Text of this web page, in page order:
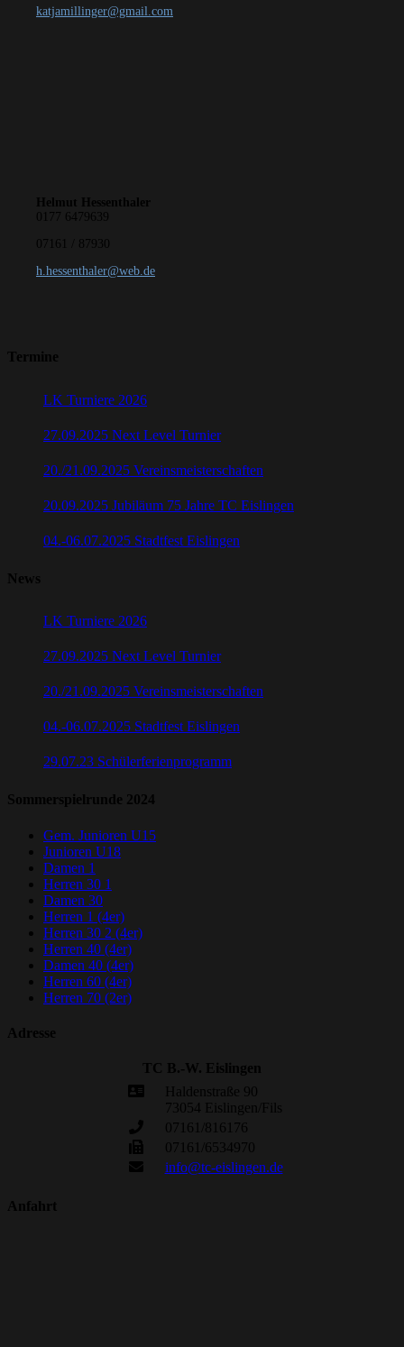
katjamillinger@gmail.com
Helmut Hessenthaler
0177 6479639
07161 / 87930
h.hessenthaler@web.de
Termine
LK Turniere 2026
27.09.2025 Next Level Turnier
20./21.09.2025 Vereinsmeisterschaften
20.09.2025 Jubiläum 75 Jahre TC Eislingen
04.-06.07.2025 Stadtfest Eislingen
News
LK Turniere 2026
27.09.2025 Next Level Turnier
20./21.09.2025 Vereinsmeisterschaften
04.-06.07.2025 Stadtfest Eislingen
29.07.23 Schülerferienprogramm
Sommerspielrunde 2024
Gem. Junioren U15
Junioren U18
Damen 1
Herren 30 1
Damen 30
Herren 1 (4er)
Herren 30 2 (4er)
Herren 40 (4er)
Damen 40 (4er)
Herren 60 (4er)
Herren 70 (2er)
Adresse
TC B.-W. Eislingen
Haldenstraße 90
73054 Eislingen/Fils
07161/816176
07161/6534970
info@tc-eislingen.de
Anfahrt